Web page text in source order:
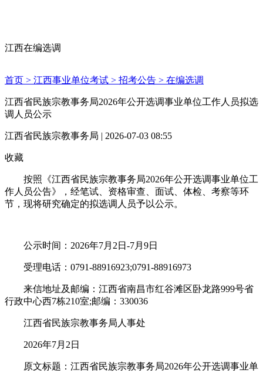
江西在编选调
首页 > 江西事业单位考试 > 招考公告 > 在编选调
江西省民族宗教事务局2026年公开选调事业单位工作人员拟选
调人员公示
江西省民族宗教事务局 | 2026-07-03 08:55
收藏
按照《江西省民族宗教事务局2026年公开选调事业单位工
作人员公告》，经笔试、资格审查、面试、体检、考察等环
节，现将研究确定的拟选调人员予以公示。
公示时间：2026年7月2日-7月9日
受理电话：0791-88916923;0791-88916973
来信地址及邮编：江西省南昌市红谷滩区卧龙路999号省
行政中心西7栋210室;邮编：330036
江西省民族宗教事务局人事处
2026年7月2日
原文标题：江西省民族宗教事务局2026年公开选调事业单